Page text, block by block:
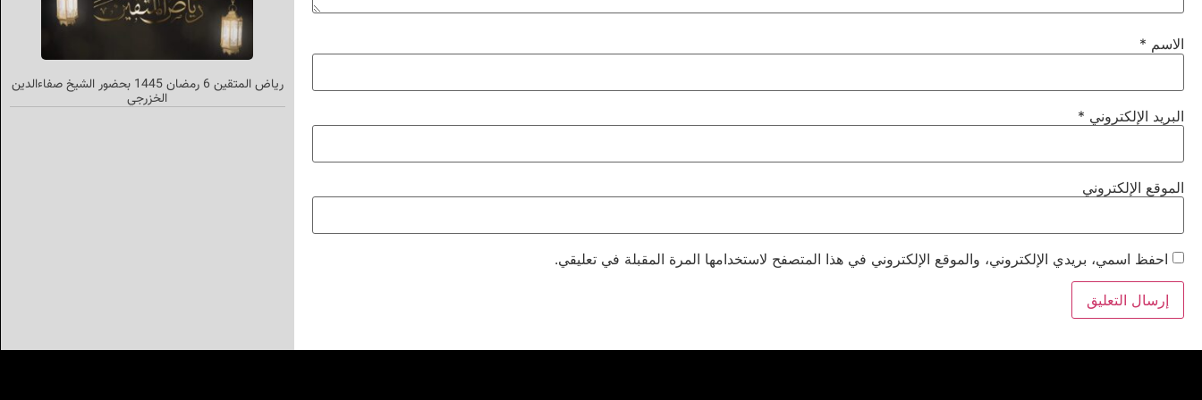
الاسم *
البريد الإلكتروني *
الموقع الإلكتروني
احفظ اسمي، بريدي الإلكتروني، والموقع الإلكتروني في هذا المتصفح لاستخدامها المرة المقبلة في تعليقي.
رياض المتقين 6 رمضان 1445 بحضور الشيخ صفاءالدين
الخزرجي